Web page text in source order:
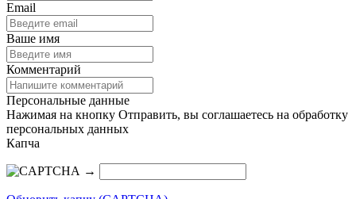
Email
Ваше имя
Комментарий
Персональные данные
Нажимая на кнопку Отправить, вы соглашаетесь на обработку
персональных данных
Капча
→